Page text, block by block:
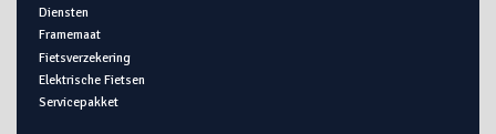
Diensten
Framemaat
Fietsverzekering
Elektrische Fietsen
Servicepakket